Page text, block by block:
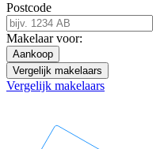
Postcode
Makelaar voor:
Aankoop
Vergelijk makelaars
Vergelijk makelaars